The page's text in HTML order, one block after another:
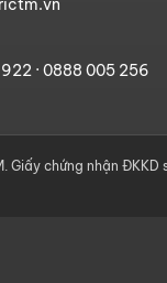
· 0888 005 256
Giấy chứng nhận